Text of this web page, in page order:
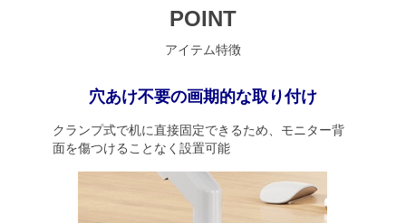
POINT
アイテム特徴
穴あけ不要の画期的な取り付け
クランプ式で机に直接固定できるため、モニター背
面を傷つけることなく設置可能